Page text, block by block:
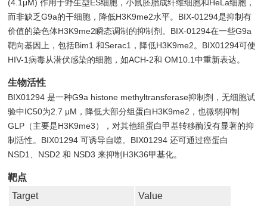
(4.1μM) 作用于野生型ES细胞，小鼠胚胎成纤维细胞和HeLa细胞，
而非缺乏G9a的干细胞，降低H3K9me2水平。BIX-01294是抑制有
价值的染色体H3K9me2瞬态调制的抑制剂。BIX-01294在一些G9a
靶向基因上，包括Bim1 和Serac1，降低H3K9me2。BIX01294可使
HIV-1病毒从潜伏感染的细胞，如ACH-2和 OM10.1中重新表达。
生物活性
BIX01294 是一种G9a histone methyltransferase抑制剂，无细胞试
验中IC50为2.7 μM，降低大部分组蛋白H3K9me2，也微弱抑制
GLP（主要是H3K9me3），对其他组蛋白甲基转移酶没有显著的抑
制活性。BIX01294 可诱导自噬。BIX01294 还可通过癌蛋白
NSD1、NSD2 和 NSD3 来抑制H3K36甲基化。
靶点
Target
Value